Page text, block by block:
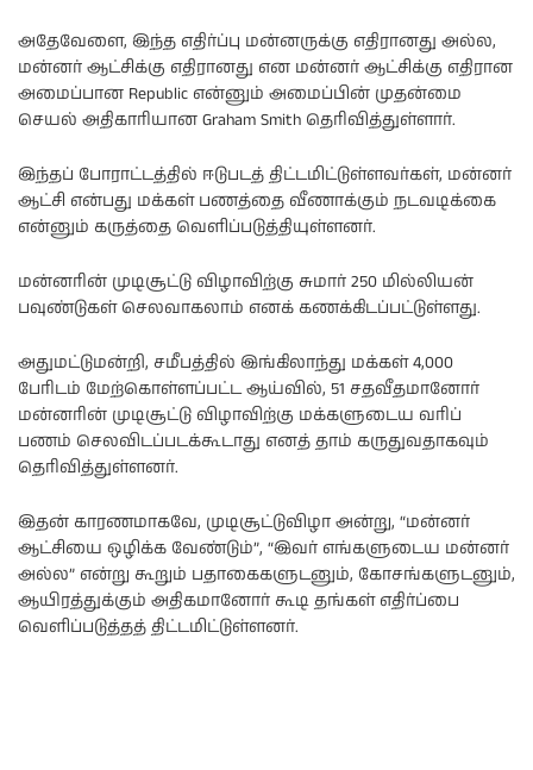
அதேவேளை, இந்த எதிர்ப்பு மன்னருக்கு எதிரானது அல்ல,
மன்னர் ஆட்சிக்கு எதிரானது என மன்னர் ஆட்சிக்கு எதிரான
அமைப்பான Republic என்னும் அமைப்பின் முதன்மை
செயல் அதிகாரியான Graham Smith தெரிவித்துள்ளார்.
இந்தப் போராட்டத்தில் ஈடுபடத் திட்டமிட்டுள்ளவர்கள், மன்னர்
ஆட்சி என்பது மக்கள் பணத்தை வீணாக்கும் நடவடிக்கை
என்னும் கருத்தை வெளிப்படுத்தியுள்ளனர்.
மன்னரின் முடிசூட்டு விழாவிற்கு சுமார் 250 மில்லியன்
பவுண்டுகள் செலவாகலாம் எனக் கணக்கிடப்பட்டுள்ளது.
அதுமட்டுமன்றி, சமீபத்தில் இங்கிலாந்து மக்கள் 4,000
பேரிடம் மேற்கொள்ளப்பட்ட ஆய்வில், 51 சதவீதமானோர்
மன்னரின் முடிசூட்டு விழாவிற்கு மக்களுடைய வரிப்
பணம் செலவிடப்படக்கூடாது எனத் தாம் கருதுவதாகவும்
தெரிவித்துள்ளனர்.
இதன் காரணமாகவே, முடிசூட்டுவிழா அன்று, “மன்னர்
ஆட்சியை ஒழிக்க வேண்டும்”, “இவர் எங்களுடைய மன்னர்
அல்ல” என்று கூறும் பதாகைகளுடனும், கோசங்களுடனும்,
ஆயிரத்துக்கும் அதிகமானோர் கூடி தங்கள் எதிர்ப்பை
வெளிப்படுத்தத் திட்டமிட்டுள்ளனர்.